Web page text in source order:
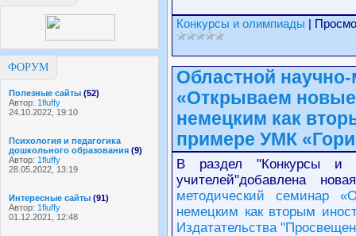
ФОРУМ
Полезные сайты (52)
Автор: 1fluffy
24.10.2022, 19:10
Психология и педагогика
дошкольного образования (9)
Автор: 1fluffy
28.05.2022, 13:19
Интересные сайты (91)
Автор: 1fluffy
01.12.2021, 12:48
Конкурсы и олимпиады |
Областной
«Открываем новые
немецким как
примере УМК
В раздел "Конкурсы и
учителей"добавлена
методический семинар
немецким как вторым
Издатательства